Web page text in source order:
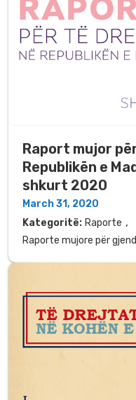
Raport mujor
Republikën e
shkurt 2020
March 31, 2020
Kategoritë: Raporte ,
Raporte mujore për